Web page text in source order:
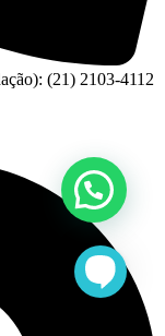
(21) 2103-4112